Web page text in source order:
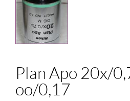
Plan Apo 20x/
oo/0,17